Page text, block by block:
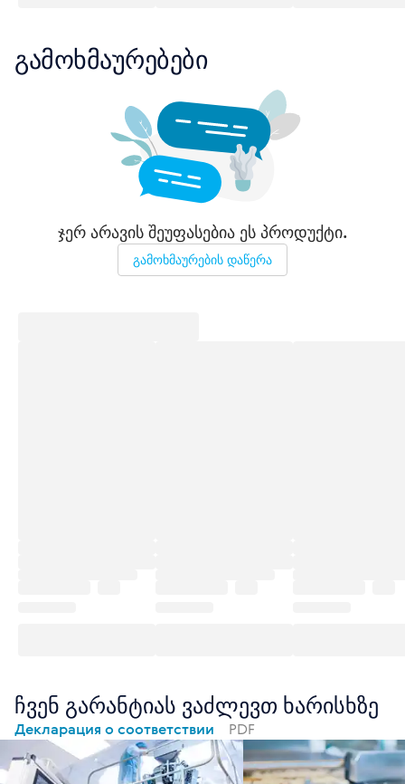
გამოხმაურებები
ჯერ არავის შეუფასებია ეს პროდუქტი.
გამოხმაურების დაწერა
ჩვენ გარანტიას ვაძლევთ ხარისხზე
Декларация о соответствии PDF